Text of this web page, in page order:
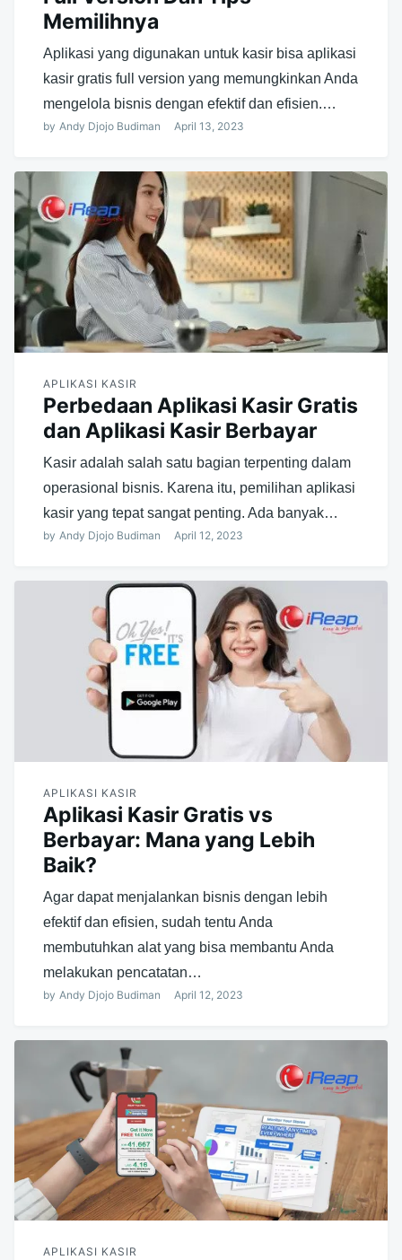
Memilihnya
Aplikasi yang digunakan untuk kasir bisa aplikasi
kasir gratis full version yang memungkinkan Anda
mengelola bisnis dengan efektif dan efisien.…
by Andy Djojo Budiman April 13, 2023
APLIKASI KASIR
Perbedaan Aplikasi Kasir Gratis
dan Aplikasi Kasir Berbayar
Kasir adalah salah satu bagian terpenting dalam
operasional bisnis. Karena itu, pemilihan aplikasi
kasir yang tepat sangat penting. Ada banyak…
by Andy Djojo Budiman April 12, 2023
APLIKASI KASIR
Aplikasi Kasir Gratis vs
Berbayar: Mana yang Lebih
Baik?
Agar dapat menjalankan bisnis dengan lebih
efektif dan efisien, sudah tentu Anda
membutuhkan alat yang bisa membantu Anda
melakukan pencatatan…
by Andy Djojo Budiman April 12, 2023
APLIKASI KASIR